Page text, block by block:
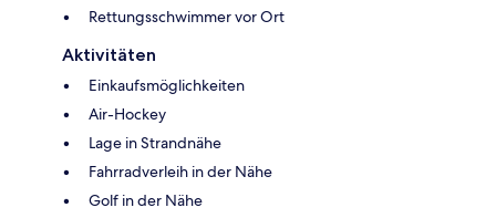
Rettungsschwimmer vor Ort
Aktivitäten
Einkaufsmöglichkeiten
Air-Hockey
Lage in Strandnähe
Fahrradverleih in der Nähe
Golf in der Nähe